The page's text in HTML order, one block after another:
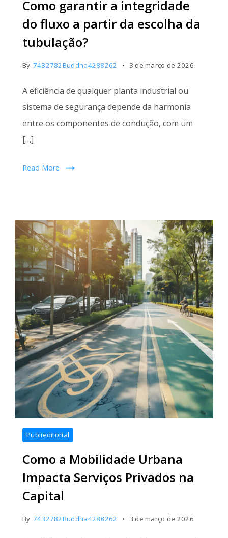
partir
tubulação
Como garantir a integridade
do fluxo a partir da escolha da
tubulação?
By 7432782Buddha4288262 3 de março de 2026
A eficiência de qualquer planta industrial ou
sistema de segurança depende da harmonia
entre os componentes de condução, com um
[…]
Read More
Mobilidade
Urbana
Publieditorial
Como a Mobilidade Urbana
Impacta Serviços Privados na
Capital
By 7432782Buddha4288262 3 de março de 2026